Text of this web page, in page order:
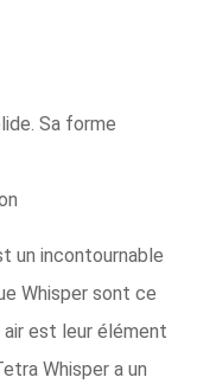
Sa forme
un incontournable
Whisper sont ce
air est leur élément
Whisper a un